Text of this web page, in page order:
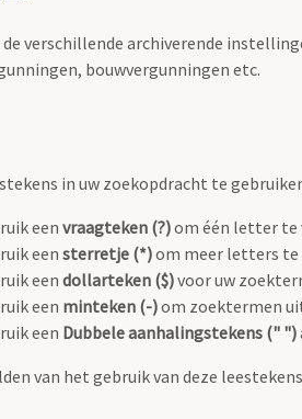
verschillende archiverende
bouwvergunningen etc.
in uw zoekopdracht te
eenvraagteken (?)om één letter te
eensterretje (*)om meer letters te
eendollarteken ($)voor uw
een minteken (-)om zoektermen
een Dubbele aanhalingstekens (" ")
van het gebruik van deze